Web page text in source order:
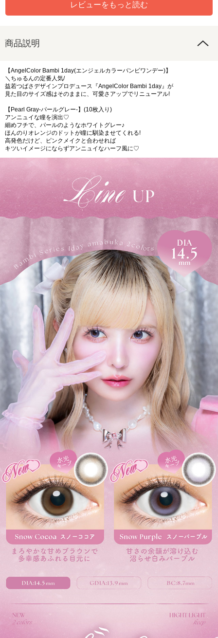
レビューをもっと読む
商品説明
【AngelColor Bambi 1day(エンジェルカラーバンビワンデー)】
＼ちゅるんの定番人気/
益若つばさデザインプロデュース『AngelColor Bambi 1day』が
見た目のサイズ感はそのままに、可愛さアップでリニューアル!
【Pearl Gray-パールグレー-】(10枚入り)
アンニュイな瞳を演出♡
細めフチで、パールのようなホワイトグレー♪
ほんのりオレンジのドットが瞳に馴染ませてくれる!
高発色だけど、ピンクメイクと合わせれば
キツいイメージにならずアンニュイなハーフ風に♡